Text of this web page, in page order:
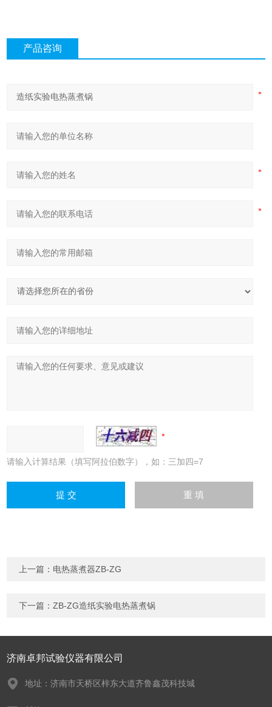
产品咨询
请输入计算结果（填写阿拉伯数字），如：三加四=7
上一篇： 电热蒸煮器ZB-ZG
下一篇：ZB-ZG造纸实验电热蒸煮锅
济南卓邦试验仪器有限公司
地址：济南市天桥区梓东大道齐鲁鑫茂科技城